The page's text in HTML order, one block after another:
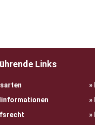
Links